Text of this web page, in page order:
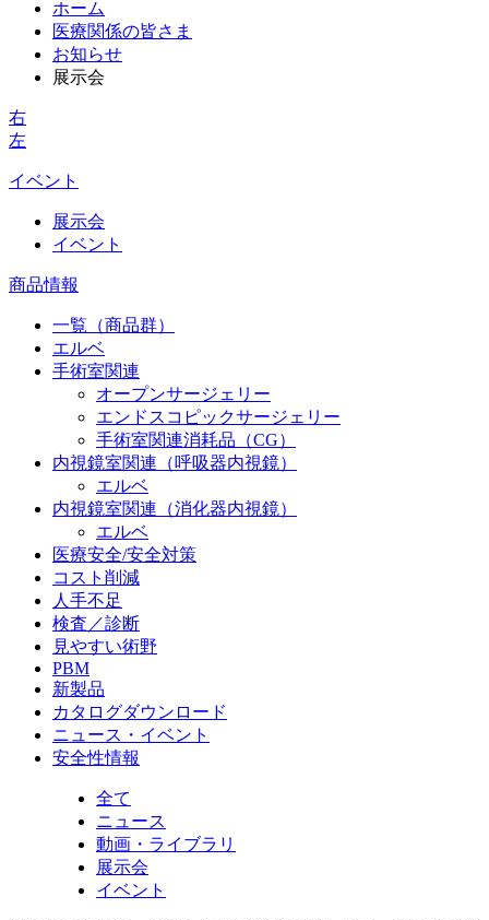
ホーム
医療関係の皆さま
お知らせ
展示会
右
左
イベント
展示会
イベント
商品情報
一覧（商品群）
エルベ
手術室関連
オープンサージェリー
エンドスコピックサージェリー
手術室関連消耗品（CG）
内視鏡室関連（呼吸器内視鏡）
エルベ
内視鏡室関連（消化器内視鏡）
エルベ
医療安全/安全対策
コスト削減
人手不足
検査／診断
見やすい術野
PBM
新製品
カタログダウンロード
ニュース・イベント
安全性情報
全て
ニュース
動画・ライブラリ
展示会
イベント